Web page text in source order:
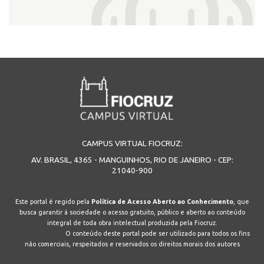
CAMPUS VIRTUAL FIOCRUZ:
AV. BRASIL, 4365 - MANGUINHOS, RIO DE JANEIRO - CEP:
21040-900
Este portal é regido pela Política de Acesso Aberto ao Conhecimento, que
busca garantir à sociedade o acesso gratuito, público e aberto ao conteúdo
integral de toda obra intelectual produzida pela Fiocruz.
O conteúdo deste portal pode ser utilizado para todos os fins
não comerciais, respeitados e reservados os direitos morais dos autores